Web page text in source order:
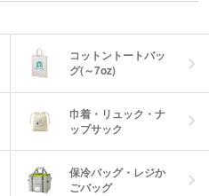
コットントートバッ
グ(～7oz)
巾着・リュック・ナ
ップサック
保冷バッグ・レジか
ごバッグ